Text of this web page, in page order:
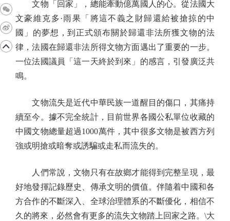
文物「回家」，總能牽動億萬國人的心。從法國大
文豪維克多·雨果「將這不義之財歸還給被搶掠的中
國」的夢想，到正式頒布關於歸還非法所獲文物的法
律，法國在歸還非法所得文物方面邁出了重要的一步。
一位法國議員「這一天終於到來」的感言，引發廣泛共
鳴。
文物流失是近代中華民族一道醒目的傷口，其痛持
續至今。據不完全統計，目前世界各國公私單位收藏的
中國文物總量超過1000萬件，其中很多文物是被西方列
強或明搶或暗奪或誘騙或走私而流失的。
人們常說，文物只有在故鄉才能得到完整呈現，最
好地發揮記錄歷史、傳承文明的價值。伴隨着中國和各
方合作的不斷深入、全球治理體系的不斷優化，相信不
久的將來，必然會有更多的流失文物踏上回家之路。\大